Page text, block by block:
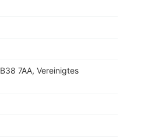
7AA, Vereinigtes